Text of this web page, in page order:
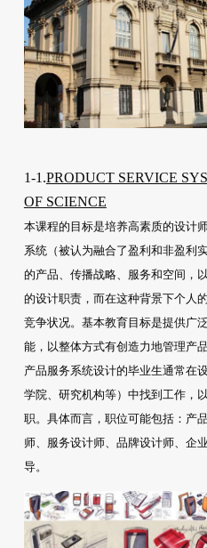
1-1.PRODUCT SERVICE
OF SCIENCE
本课程的目标是培养高素质的设计
系统（被认为融合了盈利和非盈利
的产品、传播战略、服务和空间，
的设计职责，而在这种背景下个人
竞争状况。基本教育目标是提供广
能，以整体方式有创造力地管理产
产品服务系统设计的毕业生通常在
学院、研究机构等）中找到工作，
职。具体而言，职位可能包括：产
师、服务设计师、品牌设计师、企
导。